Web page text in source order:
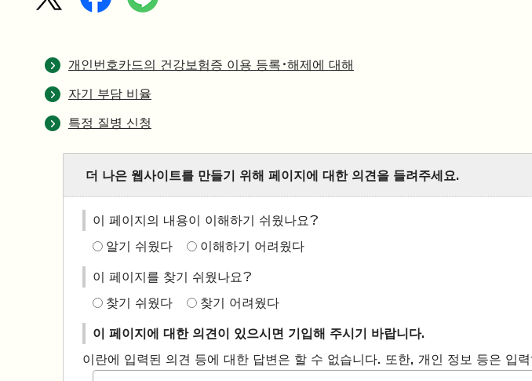
개인번호카드의 건강보험증 이용 등록・해제에 대해
자기 부담 비율
특정 질병 신청
더 나은 웹사이트를 만들기 위해 페이지에 대한 의견을 들려주세요.
이 페이지의 내용이 이해하기 쉬웠나요?
알기 쉬웠다 이해하기 어려웠다
이 페이지를 찾기 쉬웠나요?
찾기 쉬웠다 찾기 어려웠다
이 페이지에 대한 의견이 있으시면 기입해 주시기 바랍니다.
이란에 입력된 의견 등에 대한 답변은 할 수 없습니다. 또한, 개인 정보 등은 입